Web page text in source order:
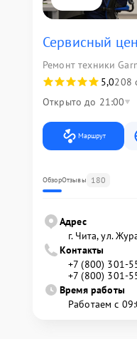
Сервисный
Ремонт техники
5,0208
Открыто до 21:00
Маршрут
ОбзорОтзывы 180
Адрес
г. Чита, ул.
Контакты
+7 (800) 301-
+7 (800) 301-
Время работы
Работаем с